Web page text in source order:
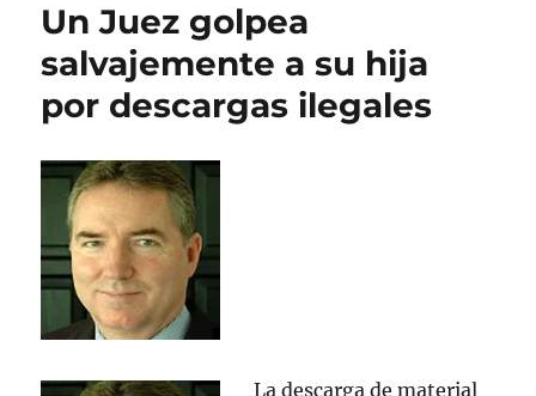
en
la
Universidad
de
Un Juez golpea
salvajemente a su hija
por descargas ilegales
La descarga de material